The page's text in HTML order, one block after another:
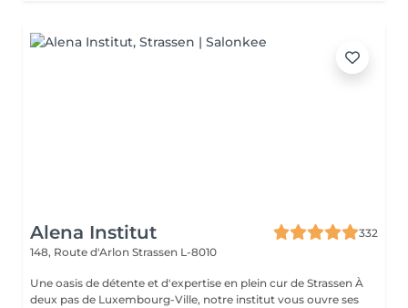
Alena Institut
332
148, Route d'Arlon Strassen L-8010
Une oasis de détente et d'expertise en plein cur de Strassen À
deux pas de Luxembourg-Ville, notre institut vous ouvre ses